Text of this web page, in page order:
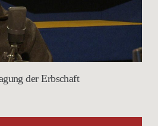
der Erbschaft